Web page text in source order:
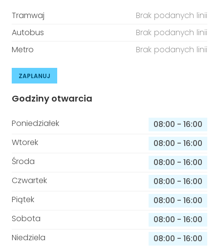
Tramwaj
Brak podanych linii
Autobus
Brak podanych linii
Metro
Brak podanych linii
ZAPLANUJ
Godziny otwarcia
Poniedziałek 08:00 - 16:00
Wtorek
08:00 - 16:00
Środa
08:00 - 16:00
Czwartek
08:00 - 16:00
Piątek
08:00 - 16:00
Sobota
08:00 - 16:00
Niedziela
08:00 - 16:00